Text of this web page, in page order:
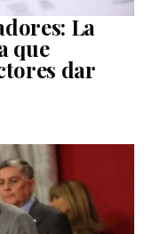
La
que
dar